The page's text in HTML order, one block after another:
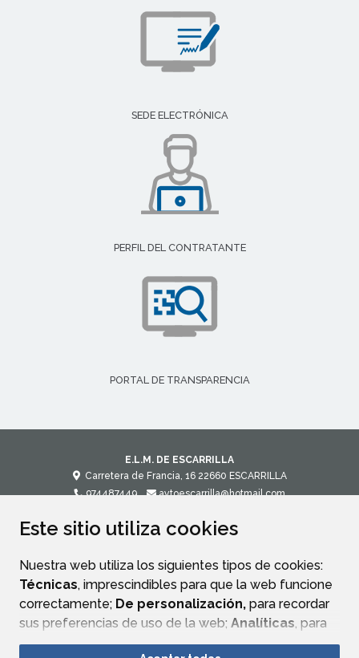
Este sitio utiliza cookies
Nuestra web utiliza los siguientes tipos de cookies:
Técnicas, imprescindibles para que la web funcione
correctamente; De personalización, para recordar
sus preferencias de uso de la web; Analíticas, para
mejorar el funcionamiento de la web y sus servicios.
SEDE ELECTRÓNICA
PERFIL DEL CONTRATANTE
PORTAL DE TRANSPARENCIA
E.L.M. DE ESCARRILLA
Carretera de Francia, 16 22660 ESCARRILLA
974487449
aytoescarrilla@hotmail.com
ACCESIBILIDAD